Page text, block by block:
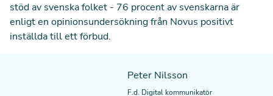
stöd av svenska folket - 76 procent av svenskarna är
enligt en opinionsundersökning från Novus positivt
inställda till ett förbud.
Peter Nilsson
F.d. Digital kommunikatör